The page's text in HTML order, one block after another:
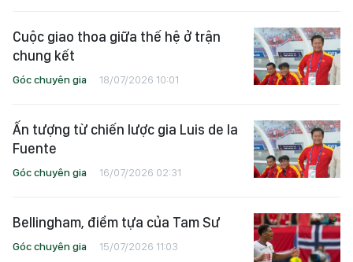
Cuộc giao thoa giữa thế hệ ở trận
chung kết
Góc chuyên gia 18/07/2026 10:01
Ấn tượng từ chiến lược gia Luis de la
Fuente
Góc chuyên gia 16/07/2026 02:31
Bellingham, điểm tựa của Tam Sư
Góc chuyên gia 15/07/2026 11:03